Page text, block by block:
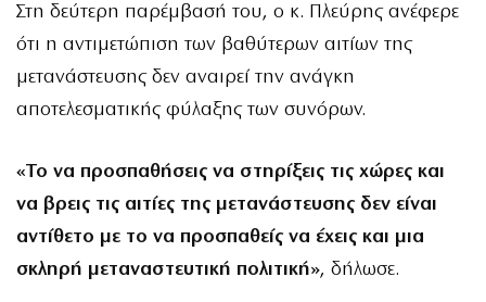
Στη δεύτερη παρέμβασή του, ο κ. Πλεύρης ανέφερε
ότι η αντιμετώπιση των βαθύτερων αιτίων της
μετανάστευσης δεν αναιρεί την ανάγκη
αποτελεσματικής φύλαξης των συνόρων.
«Το να προσπαθήσεις να στηρίξεις τις χώρες και
να βρεις τις αιτίες της μετανάστευσης δεν είναι
αντίθετο με το να προσπαθείς να έχεις και μια
σκληρή μεταναστευτική πολιτική», δήλωσε.